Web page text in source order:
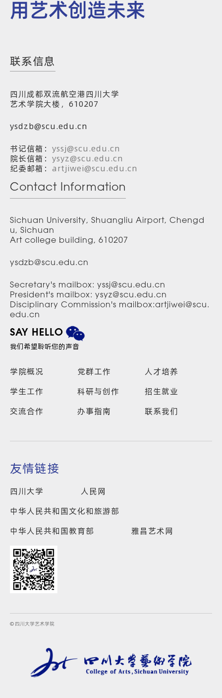
用艺术创造未来
联系信息
四川成都双流航空港四川大学
艺术学院大楼，610207
ysdzb@scu.edu.cn
书记信箱： yssj@scu.edu.cn
院长信箱： ysyz@scu.edu.cn
纪委邮箱： artjiwei@scu.edu.cn
Contact Information
Sichuan University, Shuangliu Airport, Chengd
u, Sichuan
Art college building, 610207
ysdzb@scu.edu.cn
Secretary's mailbox: yssj@scu.edu.cn
President's mailbox: ysyz@scu.edu.cn
Disciplinary Commission's mailbox:artjiwei@scu.
edu.cn
SAY HELLO
我们希望聆听您的声音
学院概况 党群工作
人才培养
学生工作
科研与创作
招生就业
交流合作
办事指南 联系我们
友情链接
四川大学
人民网
中华人民共和国文化和旅游部
中华人民共和国教育部
雅昌艺术网
© 四川大学艺术学院